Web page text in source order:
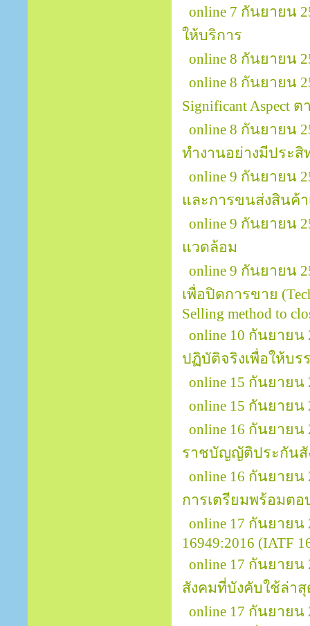
online 7 กันยายน
ให้บริการ
online 8 กันยายน
online 8 กันยายน
Significant Aspect
online 8 กันยายน
ทำงานอย่างมีประสิ
online 9 กันยายน
และการขนส่งสินค้
online 9 กันยายน
แวดล้อม
online 9 กันยายน
เพื่อปิดการขาย
Selling method to
online 10 กันยายน
ปฏิบัติจริงเพื่อให้บร
online 15 กันยายน
online 15 กันยายน
online 16 กันยาย
ราชบัญญัติประกันสั
online 16 กันยาย
การเตรียมพร้อมต
online 17 กันยาย
16949:2016 (IATF
online 17 กันยาย
สังคมที่บังคับใช้ล่าสุ
online 17 กันยาย